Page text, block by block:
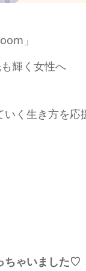
」
輝く女性へ
く生き方を応
ちゃいました♡